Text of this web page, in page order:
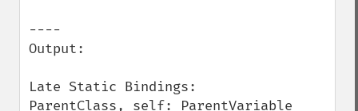
----
Output:
Late Static Bindings:
ParentClass, self: ParentVariable